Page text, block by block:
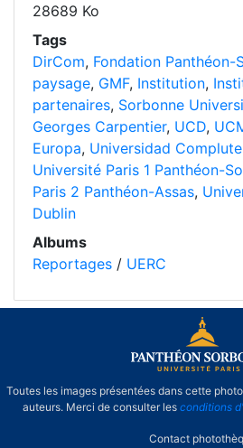
28689 Ko
Tags
DirCom, Fondation Panthéon-
paysage, GMF, Institution,
partenaires, Sorbonne
Georges Carpentier, UCD,
Europa, Universidad
Université Paris 1 Panthéon-
Paris 2 Panthéon-Assas,
Dublin
Albums
Reportages / UERC
Toutes les images présentées dans cette
auteurs. Merci de consulter les conditions
Contact